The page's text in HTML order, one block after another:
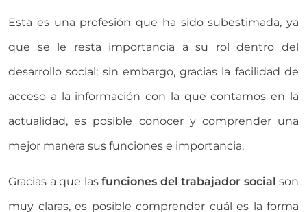
Esta es una profesión que ha sido subestimada, ya
que se le resta importancia a su rol dentro del
desarrollo social; sin embargo, gracias la facilidad de
acceso a la información con la que contamos en la
actualidad, es posible conocer y comprender una
mejor manera sus funciones e importancia.
Gracias a que lasfunciones del trabajador social son
muy claras, es posible comprender cuál es la forma